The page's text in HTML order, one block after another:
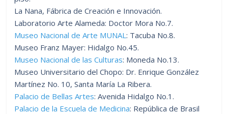
La Nana, Fábrica de Creación e Innovación.
Laboratorio Arte Alameda: Doctor Mora No.7.
Museo Nacional de Arte MUNAL: Tacuba No.8.
Museo Franz Mayer: Hidalgo No.45.
Museo Nacional de las Culturas: Moneda No.13.
Museo Universitario del Chopo: Dr. Enrique González
Martínez No. 10, Santa María La Ribera.
Palacio de Bellas Artes: Avenida Hidalgo No.1.
Palacio de la Escuela de Medicina: República de Brasil